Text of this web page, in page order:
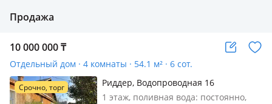
Продажа
10 000 000₸
Отдельный дом · 4 комнаты · 54.1 м² · 6 сот.
Срочно, торг
Риддер, Водопроводная 16
1 этаж, поливная вода: постоянно,